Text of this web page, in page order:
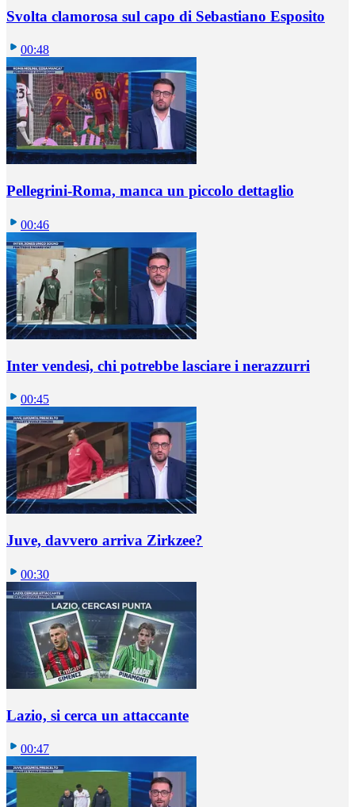
Svolta clamorosa sul capo di Sebastiano Esposito
00:48
Pellegrini-Roma, manca un piccolo dettaglio
00:46
Inter vendesi, chi potrebbe lasciare i nerazzurri
00:45
Juve, davvero arriva Zirkzee?
00:30
Lazio, si cerca un attaccante
00:47